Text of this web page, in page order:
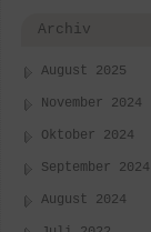
ought to
Von allen
Archiv
August 2025
November 2024
Oktober 2024
September 2024
August 2024